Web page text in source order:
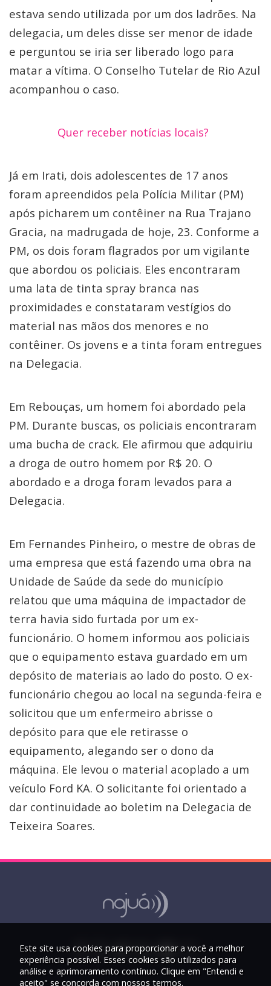
estava sendo utilizada por um dos ladrões. Na
delegacia, um deles disse ser menor de idade
e perguntou se iria ser liberado logo para
matar a vítima. O Conselho Tutelar de Rio Azul
acompanhou o caso.
Quer receber notícias locais?
Já em Irati, dois adolescentes de 17 anos
foram apreendidos pela Polícia Militar (PM)
após picharem um contêiner na Rua Trajano
Gracia, na madrugada de hoje, 23. Conforme a
PM, os dois foram flagrados por um vigilante
que abordou os policiais. Eles encontraram
uma lata de tinta spray branca nas
proximidades e constataram vestígios do
material nas mãos dos menores e no
contêiner. Os jovens e a tinta foram entregues
na Delegacia.
Em Rebouças, um homem foi abordado pela
PM. Durante buscas, os policiais encontraram
uma bucha de crack. Ele afirmou que adquiriu
a droga de outro homem por R$ 20. O
abordado e a droga foram levados para a
Delegacia.
Em Fernandes Pinheiro, o mestre de obras de
uma empresa que está fazendo uma obra na
Unidade de Saúde da sede do município
relatou que uma máquina de impactador de
terra havia sido furtada por um ex-
funcionário. O homem informou aos policiais
que o equipamento estava guardado em um
depósito de materiais ao lado do posto. O ex-
funcionário chegou ao local na segunda-feira e
solicitou que um enfermeiro abrisse o
depósito para que ele retirasse o
equipamento, alegando ser o dono da
máquina. Ele levou o material acoplado a um
veículo Ford KA. O solicitante foi orientado a
dar continuidade ao boletim na Delegacia de
Teixeira Soares.
Este site usa cookies para proporcionar a você a melhor
experiência possível. Esses cookies são utilizados para
análise e aprimoramento contínuo. Clique em "Entendi e
aceito" se concorda com nossos termos.